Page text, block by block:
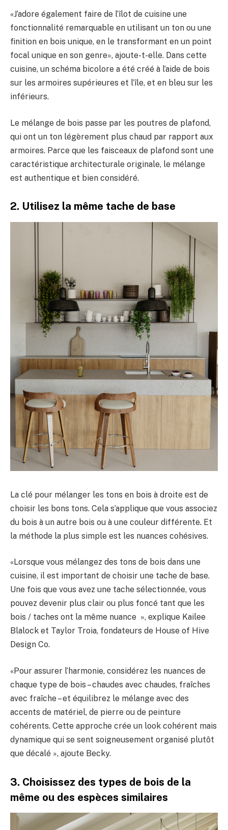
«J’adore également faire de l’îlot de cuisine une
fonctionnalité remarquable en utilisant un ton ou une
finition en bois unique, en le transformant en un point
focal unique en son genre», ajoute-t-elle. Dans cette
cuisine, un schéma bicolore a été créé à l’aide de bois
sur les armoires supérieures et l’île, et en bleu sur les
inférieurs.
Le mélange de bois passe par les poutres de plafond,
qui ont un ton légèrement plus chaud par rapport aux
armoires. Parce que les faisceaux de plafond sont une
caractéristique architecturale originale, le mélange
est authentique et bien considéré.
2. Utilisez la même tache de base
La clé pour mélanger les tons en bois à droite est de
choisir les bons tons. Cela s’applique que vous associez
du bois à un autre bois ou à une couleur différente. Et
la méthode la plus simple est les nuances cohésives.
«Lorsque vous mélangez des tons de bois dans une
cuisine, il est important de choisir une tache de base.
Une fois que vous avez une tache sélectionnée, vous
pouvez devenir plus clair ou plus foncé tant que les
bois / taches ont la même nuance », explique Kailee
Blalock et Taylor Troia, fondateurs de House of Hive
Design Co.
«Pour assurer l’harmonie, considérez les nuances de
chaque type de bois – chaudes avec chaudes, fraîches
avec fraîche – et équilibrez le mélange avec des
accents de matériel, de pierre ou de peinture
cohérents. Cette approche crée un look cohérent mais
dynamique qui se sent soigneusement organisé plutôt
que décalé », ajoute Becky.
3. Choisissez des types de bois de la
même ou des espèces similaires